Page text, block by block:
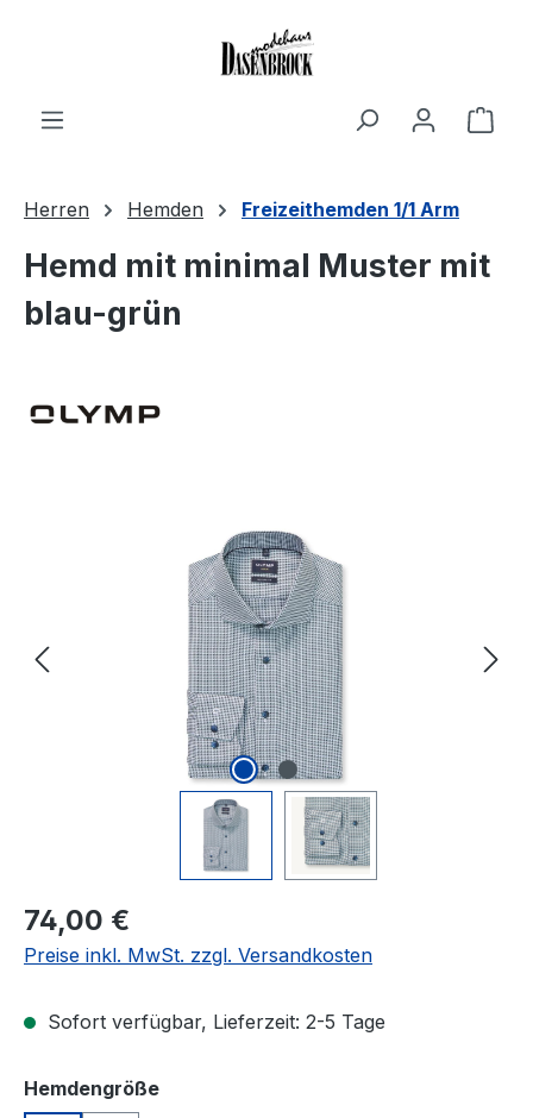
Herren Hemden Freizeithemden 1/1 Arm
Hemd mit minimal Muster mit
blau-grün
Bildergalerie überspringen
Regulärer Preis:
74,00 €
Preise inkl. MwSt. zzgl. Versandkosten
Sofort verfügbar, Lieferzeit: 2-5 Tage
Hemdengrößeauswählen